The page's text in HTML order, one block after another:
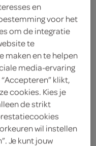
van
dagen
en
voor het
om de integratie
te
maken en te helpen
media-ervaring
klikt,
cookies. Kies je
de strikt
wil instellen
Je kunt jouw